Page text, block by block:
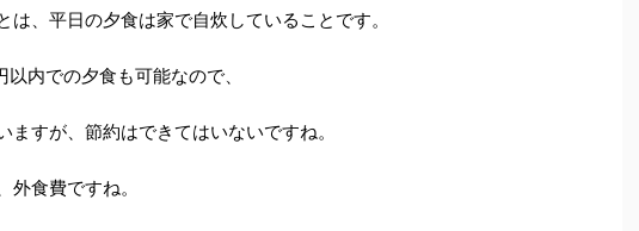
は、平日の夕食は家で自炊していることです。
内での夕食も可能なので、
すが、節約はできてはいないですね。
食費ですね。